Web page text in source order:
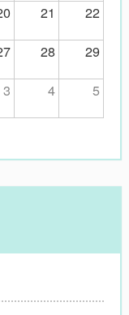
21
22
28
29
3 4 5